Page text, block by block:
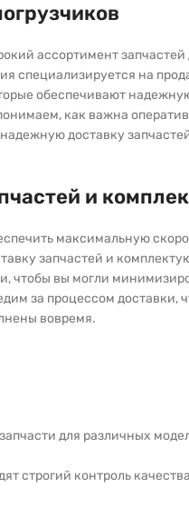
ассортимент запчастей
специализируется на
обеспечивают
как важна
доставку
и
максимальную
запчастей и
чтобы вы могли
за процессом доставки,
вовремя.
для различных
строгий контроль